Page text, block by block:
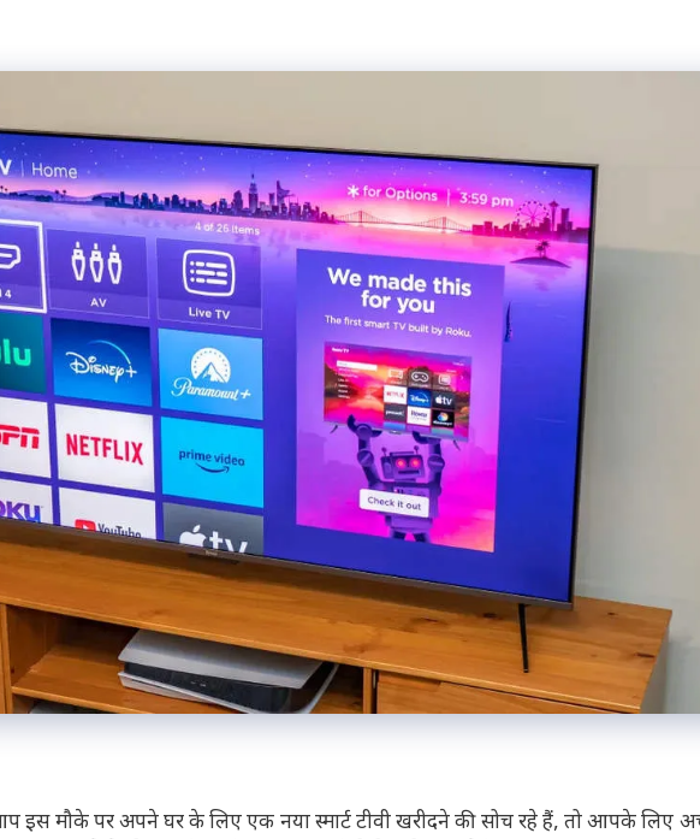
इस मौके पर अपने घर के लिए एक नया स्मार्ट टीवी खरीदने की सोच रहे हैं, तो आपके लिए